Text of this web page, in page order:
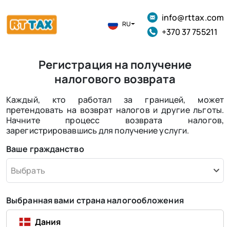
RU
info@rttax.com
+370 37 755211
Регистрация на получение
налогового возврата
Каждый, кто работал за границей, может
претендовать на возврат налогов и другие льготы.
Начните процесс возврата налогов,
зарегистрировавшись для получение услуги.
Ваше гражданство
Выбрать
Выбранная вами страна налогообложения
Дания